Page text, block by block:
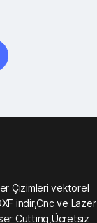
Çizimleri vektörel
indir,Cnc ve Lazer
Cutting,Ücretsiz